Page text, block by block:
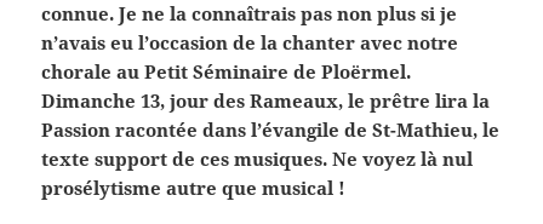
connue. Je ne la connaîtrais pas non plus si je
n’avais eu l’occasion de la chanter avec notre
chorale au Petit Séminaire de Ploërmel.
Dimanche 13, jour des Rameaux, le prêtre lira la
Passion racontée dans l’évangile de St-Mathieu, le
texte support de ces musiques. Ne voyez là nul
prosélytisme autre que musical !